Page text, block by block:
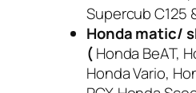
Supercub C125
Honda matic/
(Honda BeAT,
Honda Vario,